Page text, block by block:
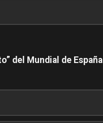
del Mundial de España